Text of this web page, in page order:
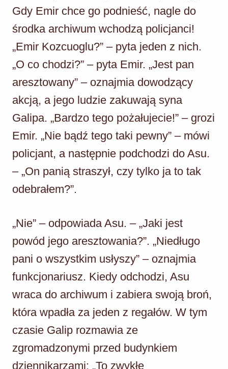
Gdy Emir chce go podnieść, nagle do
środka archiwum wchodzą policjanci!
„Emir Kozcuoglu?” – pyta jeden z nich.
„O co chodzi?” – pyta Emir. „Jest pan
aresztowany” – oznajmia dowodzący
akcją, a jego ludzie zakuwają syna
Galipa. „Bardzo tego pożałujecie!” – grozi
Emir. „Nie bądź tego taki pewny” – mówi
policjant, a następnie podchodzi do Asu.
– „On panią straszył, czy tylko ja to tak
odebrałem?”.
„Nie” – odpowiada Asu. – „Jaki jest
powód jego aresztowania?”. „Niedługo
pani o wszystkim usłyszy” – oznajmia
funkcjonariusz. Kiedy odchodzi, Asu
wraca do archiwum i zabiera swoją broń,
która wpadła za jeden z regałów. W tym
czasie Galip rozmawia ze
zgromadzonymi przed budynkiem
dziennikarzami: „To zwykłe